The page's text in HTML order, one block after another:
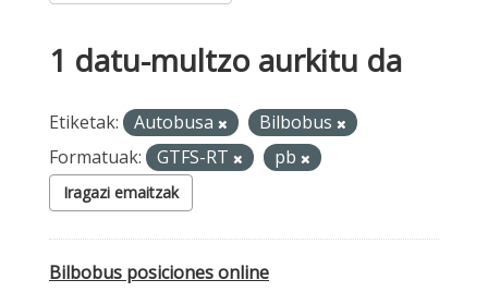
1 datu-multzo aurkitu da
Etiketak: Autobusa
Bilbobus
Formatuak:
GTFS-RT pb
Iragazi emaitzak
Bilbobus posiciones online